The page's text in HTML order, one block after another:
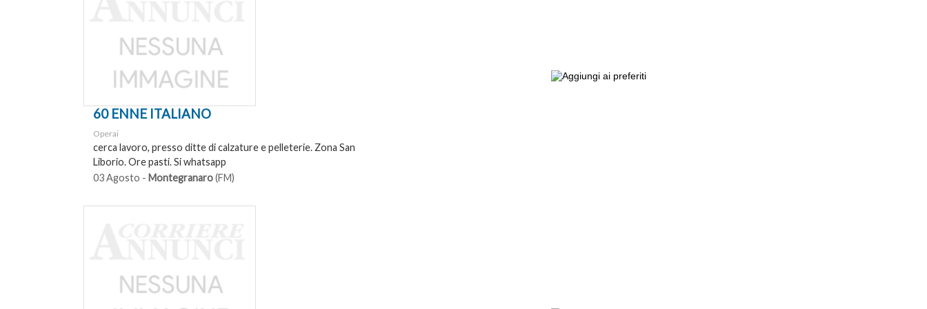
60 ENNE ITALIANO
Operai
cerca lavoro, presso ditte di calzature e pelleterie. Zona San
Liborio. Ore pasti. Si whatsapp
03 Agosto - Montegranaro(FM)